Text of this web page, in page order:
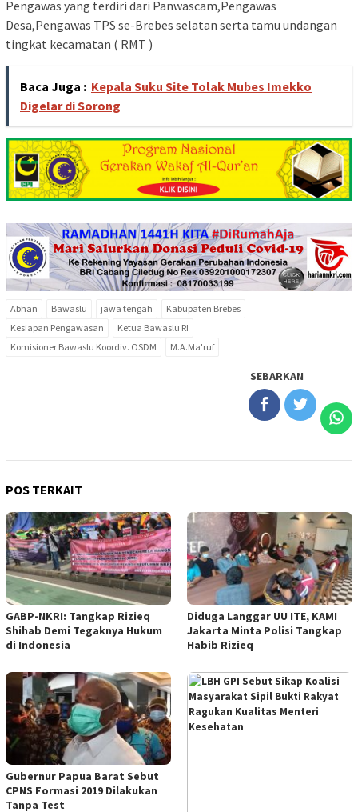
Pengawas yang terdiri dari Panwascam,Pengawas
Desa,Pengawas TPS se-Brebes selatan serta tamu undangan
tingkat kecamatan ( RMT )
Baca Juga : Kepala Suku Site Tolak Mubes Imekko
Digelar di Sorong
Abhan Bawaslu jawa tengah
Kabupaten Brebes
Kesiapan Pengawasan
Ketua Bawaslu RI
Komisioner Bawaslu Koordiv. OSDM
M.A.Ma'ruf
SEBARKAN
POS TERKAIT
GABP-NKRI: Tangkap Rizieq
Shihab Demi Tegaknya Hukum
di Indonesia
Diduga Langgar UU ITE, KAMI
Jakarta Minta Polisi Tangkap
Habib Rizieq
Gubernur Papua Barat Sebut
CPNS Formasi 2019 Dilakukan
Tanpa Test